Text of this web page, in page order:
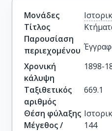
Μονάδες
Τίτλος
Παρουσίαση
περιεχομένου
Χρονική
κάλυψη
1898-
Ταξιθετικός
αριθμός
669.1
Θέση φύλαξης
Μέγεθος /
144